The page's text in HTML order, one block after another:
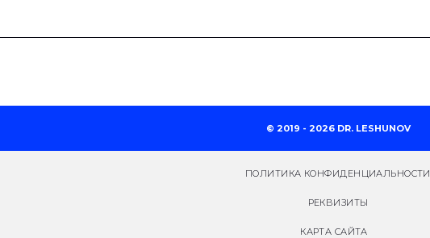
© 2019 - 2026 DR. LESHUNOV
ПОЛИТИКА КОНФИДЕНЦИАЛЬНОСТИ
РЕКВИЗИТЫ
КАРТА САЙТА